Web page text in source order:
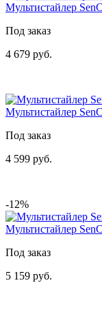
Мультистайлер
Под заказ
4 679 руб.
Мультистайлер
Под заказ
4 599 руб.
-12%
Мультистайлер
Под заказ
5 159 руб.